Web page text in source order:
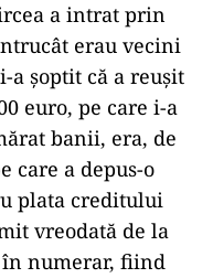
a intrat prin
erau vecini
a șoptit că a reușit
euro, pe care i-a
banii, era, de
care a depus-o
plata creditului
vreodată de la
numerar, fiind